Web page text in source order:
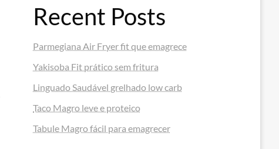
Recent Posts
Parmegiana Air Fryer fit que emagrece
Yakisoba Fit prático sem fritura
Linguado Saudável grelhado low carb
Taco Magro leve e proteico
Tabule Magro fácil para emagrecer